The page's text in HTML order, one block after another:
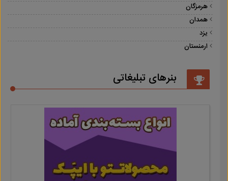
هرمزگان
همدان
یزد
ارمنستان
بنرهای تبلیغاتی